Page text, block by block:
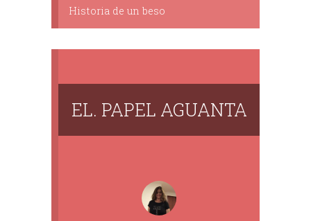
Historia de un beso
EL. PAPEL AGUANTA